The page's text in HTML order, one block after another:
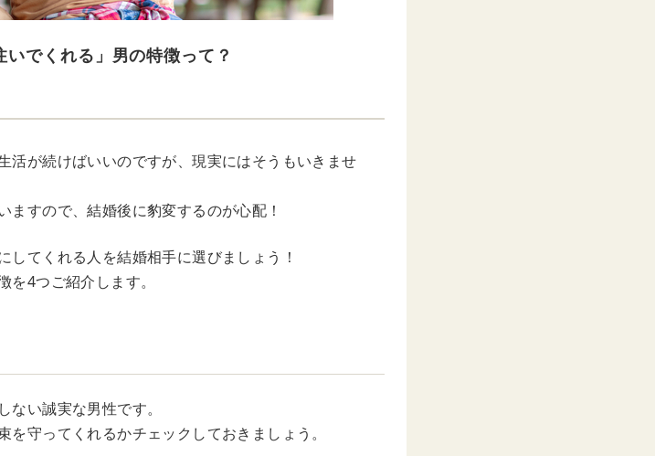
でくれる」男の特徴って？
活が続けばいいのですが、現実にはそうもいきませ
ますので、結婚後に豹変するのが心配！
てくれる人を結婚相手に選びましょう！
4つご紹介します。
い誠実な男性です。
守ってくれるかチェックしておきましょう。